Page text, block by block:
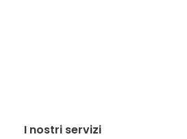
I nostri servizi